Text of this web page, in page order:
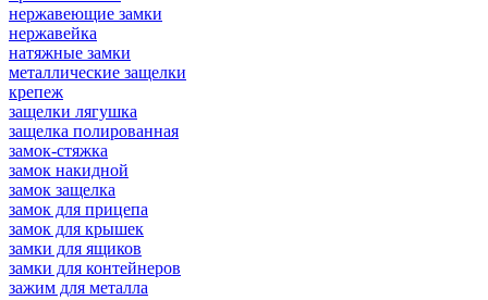
нержавеющие замки
нержавейка
натяжные замки
металлические защелки
крепеж
защелки лягушка
защелка полированная
замок-стяжка
замок накидной
замок защелка
замок для прицепа
замок для крышек
замки для ящиков
замки для контейнеров
зажим для металла